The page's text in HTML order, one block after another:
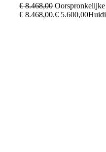
€8.468,00
€ 8.468,00.€ 5.600,00